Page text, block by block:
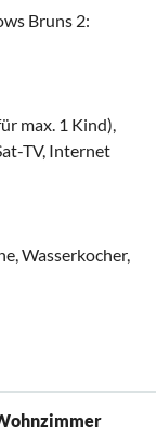
Bruns 2:
max. 1 Kind),
TV, Internet
Wasserkocher,